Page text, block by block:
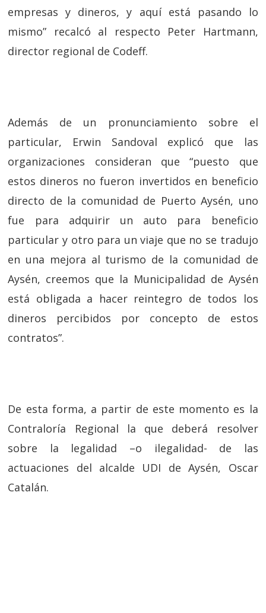
empresas y dineros, y aquí está pasando lo
mismo” recalcó al respecto Peter Hartmann,
director regional de Codeff.
Además de un pronunciamiento sobre el
particular, Erwin Sandoval explicó que las
organizaciones consideran que “puesto que
estos dineros no fueron invertidos en beneficio
directo de la comunidad de Puerto Aysén, uno
fue para adquirir un auto para beneficio
particular y otro para un viaje que no se tradujo
en una mejora al turismo de la comunidad de
Aysén, creemos que la Municipalidad de Aysén
está obligada a hacer reintegro de todos los
dineros percibidos por concepto de estos
contratos”.
De esta forma, a partir de este momento es la
Contraloría Regional la que deberá resolver
sobre la legalidad –o ilegalidad- de las
actuaciones del alcalde UDI de Aysén, Oscar
Catalán.